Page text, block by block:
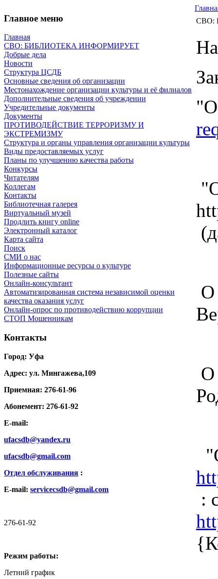
Главное меню
Главная
СВО: БИБЛИОТЕКА ИНФОРМИРУЕТ
Добрые дела
Новости
Структура ЦСДБ
Основные сведения об организации
Местонахождение организации культуры и её филиалов
Дополнительные сведения об учреждении
Учредительные документы
Документы
ПРОТИВОДЕЙСТВИЕ ТЕРРОРИЗМУ И
ЭКСТРЕМИЗМУ
Структура и органы управления организации культуры
Виды предоставляемых услуг
Планы по улучшению качества работы
Конкурсы
Читателям
Коллегам
Контакты
Библиотечная галерея
Виртуальный музей
Продлить книгу online
Электронный каталог
Карта сайта
Поиск
СМИ о нас
Информационные ресурсы о культуре
Полезные сайты
Онлайн-консультант
Автоматизированная система независимой оценки
качества оказания услуг
Онлайн-опрос по противодействию коррупции
СТОП Мошенникам
Контакты
Город: Уфа
Адрес: ул. Мингажева,109
Приемная: 276-61-96
Абонемент: 276-61-92
E-mail:
ufacsdb@yandex.ru
ufacsdb@gmail.com
Отдел обслуживания :
E-mail: servicecsdb@gmail.com
276-61-92
Режим работы:
Летний график
СВО:
"О
О
О
: